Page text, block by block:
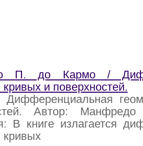
П. до Кармо /
кривых и поверхностей.
Дифференциальная
Автор:
В книге излагается
кривых